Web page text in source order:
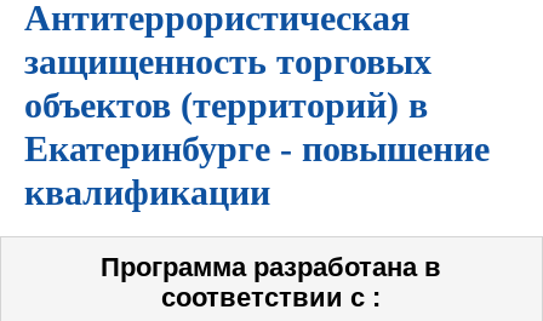
Антитеррористическая
защищенность торговых
объектов (территорий) в
Екатеринбурге - повышение
квалификации
Программа разработана в
соответствии с :